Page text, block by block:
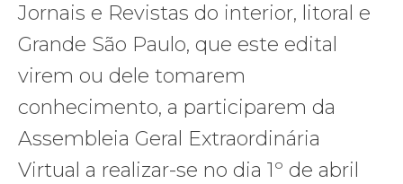
Jornais e Revistas do interior, litoral e
Grande São Paulo, que este edital
virem ou dele tomarem
conhecimento, a participarem da
Assembleia Geral Extraordinária
Virtual a realizar-se no dia 1º de abril